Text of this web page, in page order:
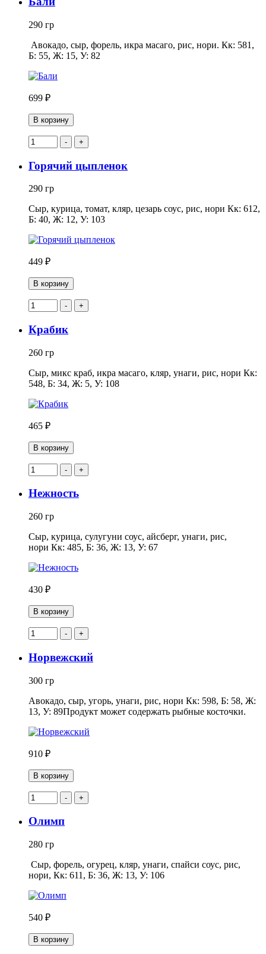
290 гр
Авокадо, сыр, форель, икра масаго, рис, нори. Кк: 581,
Б: 55, Ж: 15, У: 82
699 ₽
В корзину
- +
Горячий цыпленок
290 гр
Сыр, курица, томат, кляр, цезарь соус, рис, нори Кк: 612,
Б: 40, Ж: 12, У: 103
449 ₽
В корзину
- +
Крабик
260 гр
Сыр, микс краб, икра масаго, кляр, унаги, рис, нори Кк:
548, Б: 34, Ж: 5, У: 108
465 ₽
В корзину
- +
Нежность
260 гр
Сыр, курица, сулугуни соус, айсберг, унаги, рис,
нори Кк: 485, Б: 36, Ж: 13, У: 67
430 ₽
В корзину
- +
Норвежский
300 гр
Авокадо, сыр, угорь, унаги, рис, нори Кк: 598, Б: 58, Ж:
13, У: 89Продукт может содержать рыбные косточки.
910 ₽
В корзину
- +
Олимп
280 гр
Сыр, форель, огурец, кляр, унаги, спайси соус, рис,
нори, Кк: 611, Б: 36, Ж: 13, У: 106
540 ₽
В корзину